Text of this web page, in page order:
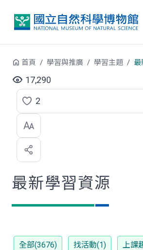
首頁 學習與推廣 學習主題 最
17,290
點
選
喜
歡
2
最新學習資源
全部(3676) 找活動(1) 上課